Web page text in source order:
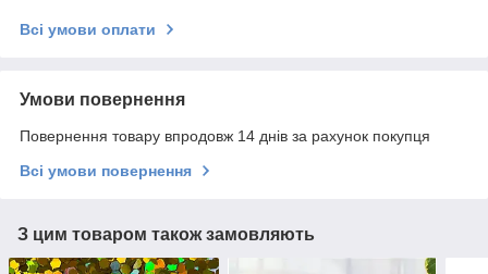
Всі умови оплати
Умови повернення
Повернення товару впродовж 14 днів за рахунок покупця
Всі умови повернення
З цим товаром також замовляють